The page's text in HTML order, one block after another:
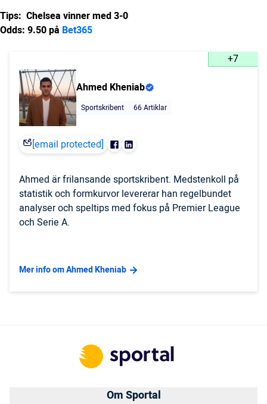
Tips: Chelsea vinner med 3-0
Odds: 9.50 på Bet365
+7
Ahmed Kheniab
Sportskribent 66 Artiklar
[email protected]
Ahmed är frilansande sportskribent. Medstenkoll på
statistik och formkurvor levererar han regelbundet
analyser och speltips med fokus på Premier League
och Serie A.
Mer info om Ahmed Kheniab
Om Sportal